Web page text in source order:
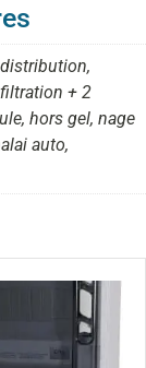
+ 2
hors gel, nage
auto,